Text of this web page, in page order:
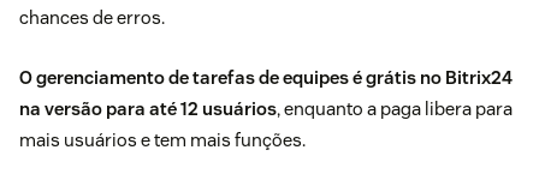
chances de erros.
O gerenciamento de tarefas de equipes é grátis no Bitrix24
na versão para até 12 usuários, enquanto a paga libera para
mais usuários e tem mais funções.